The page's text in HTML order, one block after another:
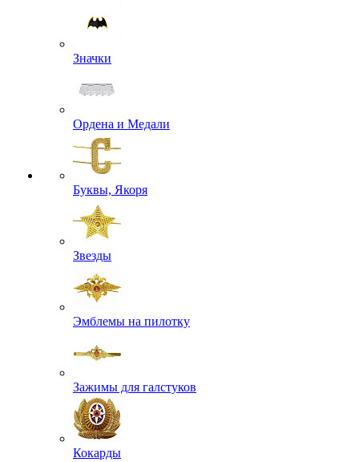
Значки
Ордена и Медали
Буквы, Якоря
Звезды
Эмблемы на пилотку
Зажимы для галстуков
Кокарды